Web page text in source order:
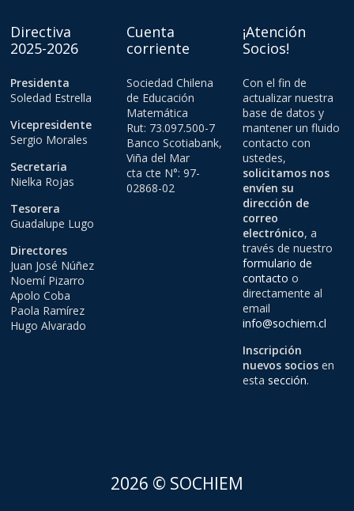
Directiva
2025-2026
Presidenta
Soledad Estrella
Vicepresidente
Sergio Morales
Secretaria
Nielka Rojas
Tesorera
Guadalupe Lugo
Directores
Juan José Núñez
Noemí Pizarro
Apolo Coba
Paola Ramírez
Hugo Alvarado
Cuenta
corriente
Sociedad Chilena
de Educación
Matemática
Rut: 73.097.500-7
Banco Scotiabank,
Viña del Mar
cta cte N°: 97-
02868-02
¡Atención
Socios!
Con el fin de
actualizar nuestra
base de datos y
mantener un fluido
contacto con
ustedes,
solicitamos nos
envíen su
dirección de
correo
electrónico, a
través de nuestro
formulario de
contacto o
directamente al
email
info@sochiem.cl
Inscripción
nuevos sociosen
esta sección.
2026 © SOCHIEM